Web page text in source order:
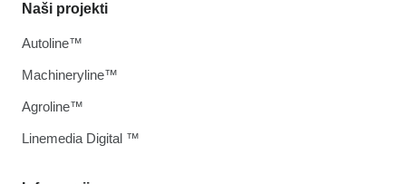
Naši projekti
Autoline™
Machineryline™
Agroline™
Linemedia Digital ™